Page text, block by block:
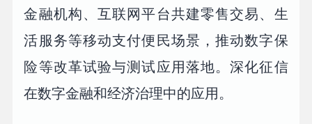
金融机构、互联网平台共建零售交易、生
活服务等移动支付便民场景，推动数字保
险等改革试验与测试应用落地。深化征信
在数字金融和经济治理中的应用。